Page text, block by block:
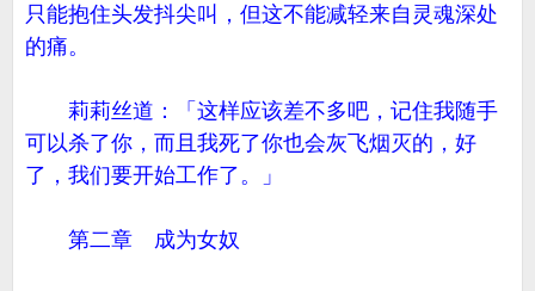
只能抱住头发抖尖叫，但这不能减轻来自灵魂深处
的痛。
莉莉丝道：「这样应该差不多吧，记住我随手
可以杀了你，而且我死了你也会灰飞烟灭的，好
了，我们要开始工作了。」
第二章 成为女奴